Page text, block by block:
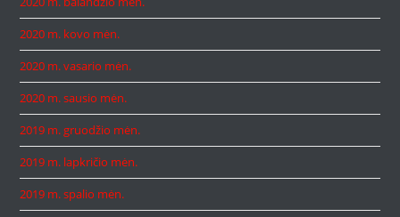
2020 m. kovo mėn.
2020 m. vasario mėn.
2020 m. sausio mėn.
2019 m. gruodžio mėn.
2019 m. lapkričio mėn.
2019 m. spalio mėn.